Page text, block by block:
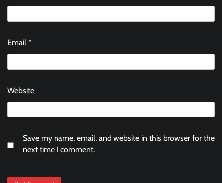
Email *
Website
Save my name, email, and website in this browser for the
next time I comment.